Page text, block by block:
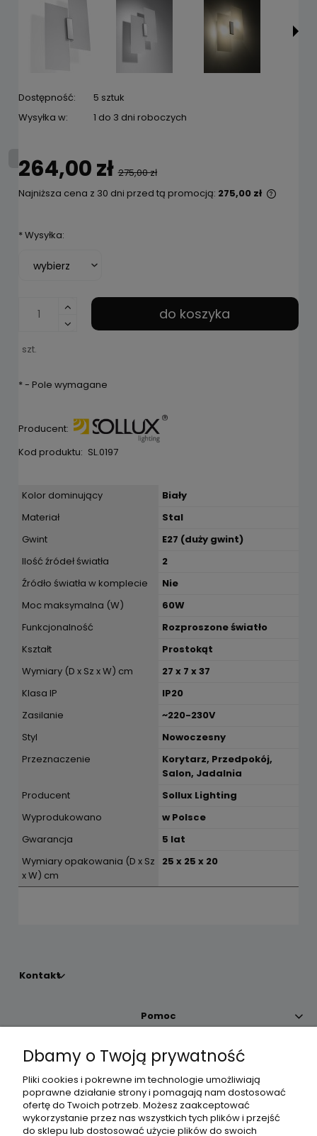
Dostępność:
5 sztuk
Wysyłka w:
1 do 3 dni roboczych
264,00 zł 275,00 zł
Najniższa cena z 30 dni przed tą promocją: 275,00 zł
*Wysyłka:
szt.
do koszyka
*- Pole wymagane
Producent:
Kod produktu: SL.0197
Kolor dominujący
Biały
Materiał
Stal
Gwint
E27 (duży gwint)
Ilość źródeł światła
2
Źródło światła w komplecie
Nie
Moc maksymalna (W)
60W
Funkcjonalność
Rozproszone światło
Kształt
Prostokąt
Wymiary (D x Sz x W) cm
27 x 7 x 37
Klasa IP
IP20
Zasilanie
~220-230V
Styl
Nowoczesny
Przeznaczenie
Korytarz, Przedpokój,
Salon, Jadalnia
Producent
Sollux Lighting
Wyprodukowano
w Polsce
Gwarancja
5 lat
Wymiary opakowania (D x Sz
x W) cm
25 x 25 x 20
Kontakt
Pomoc
Moje konto
Płatności i dostawa
Dbamy o Twoją prywatność
Pliki cookies i pokrewne im technologie umożliwiają
poprawne działanie strony i pomagają nam dostosować
ofertę do Twoich potrzeb. Możesz zaakceptować
wykorzystanie przez nas wszystkich tych plików i przejść
do sklepu lub dostosować użycie plików do swoich